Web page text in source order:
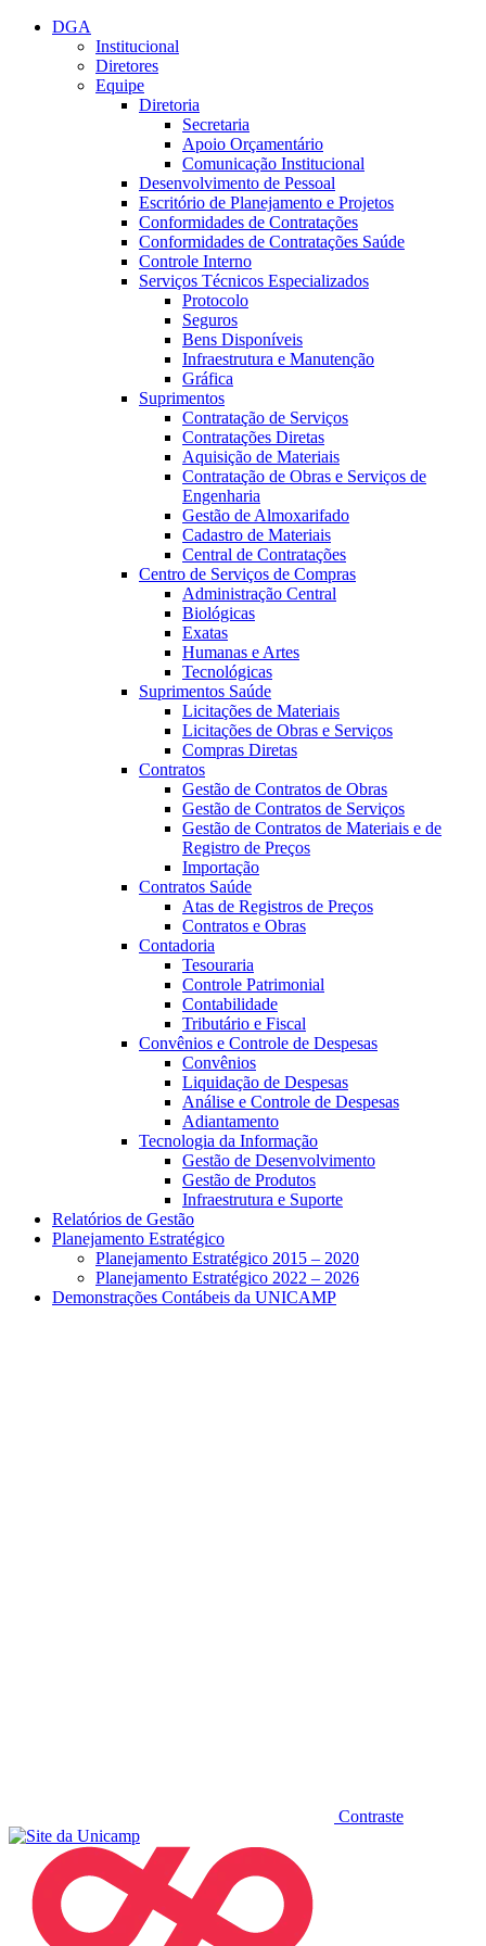
Conteúdo principal
DGA
Institucional
Diretores
Equipe
Diretoria
Secretaria
Apoio Orçamentário
Comunicação Institucional
Desenvolvimento de Pessoal
Escritório de Planejamento e Projetos
Conformidades de Contratações
Conformidades de Contratações Saúde
Controle Interno
Serviços Técnicos Especializados
Protocolo
Seguros
Bens Disponíveis
Infraestrutura e Manutenção
Gráfica
Suprimentos
Contratação de Serviços
Contratações Diretas
Aquisição de Materiais
Contratação de Obras e Serviços de
Engenharia
Gestão de Almoxarifado
Cadastro de Materiais
Central de Contratações
Centro de Serviços de Compras
Administração Central
Biológicas
Exatas
Humanas e Artes
Tecnológicas
Suprimentos Saúde
Licitações de Materiais
Licitações de Obras e Serviços
Compras Diretas
Contratos
Gestão de Contratos de Obras
Gestão de Contratos de Serviços
Gestão de Contratos de Materiais e de
Registro de Preços
Importação
Contratos Saúde
Atas de Registros de Preços
Contratos e Obras
Contadoria
Tesouraria
Controle Patrimonial
Contabilidade
Tributário e Fiscal
Convênios e Controle de Despesas
Convênios
Liquidação de Despesas
Análise e Controle de Despesas
Adiantamento
Tecnologia da Informação
Gestão de Desenvolvimento
Gestão de Produtos
Infraestrutura e Suporte
Relatórios de Gestão
Planejamento Estratégico
Planejamento Estratégico 2015 – 2020
Planejamento Estratégico 2022 – 2026
Demonstrações Contábeis da UNICAMP
Contraste